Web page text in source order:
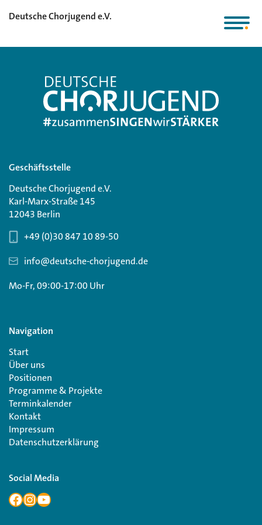
Deutsche Chorjugend e.V.
Geschäftsstelle
Deutsche Chorjugend e.V.
Karl-Marx-Straße 145
12043 Berlin
+49 (0)30 847 10 89-50
info@deutsche-chorjugend.de
Mo-Fr, 09:00-17:00 Uhr
Navigation
Start
Über uns
Positionen
Programme & Projekte
Terminkalender
Kontakt
Impressum
Datenschutzerklärung
Social Media